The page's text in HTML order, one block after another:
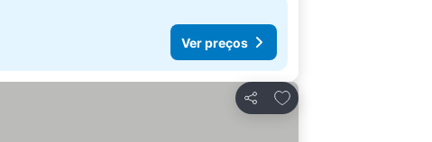
Ver preços
Partilhar
Adicionar aos favoritos